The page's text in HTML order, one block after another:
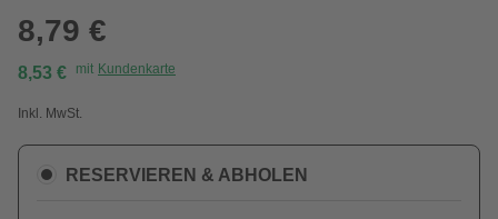
8,79 €
8,53 € mit Kundenkarte
Inkl. MwSt.
RESERVIEREN & ABHOLEN